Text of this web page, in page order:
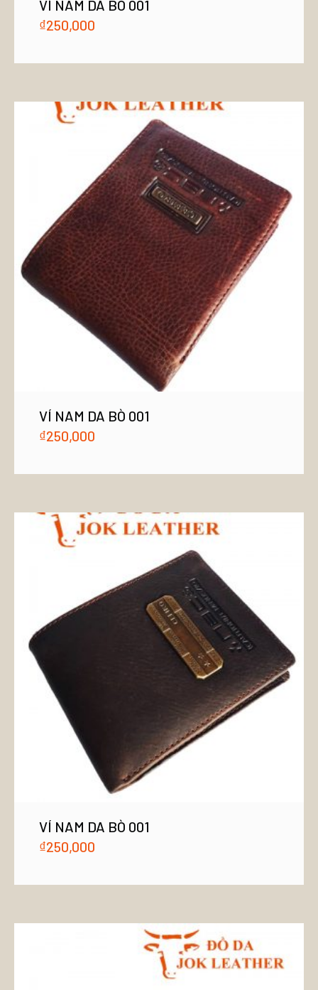
VÍ NAM DA BÒ 001
₫250,000
VÍ NAM DA BÒ 001
₫250,000
VÍ NAM DA BÒ 001
₫250,000